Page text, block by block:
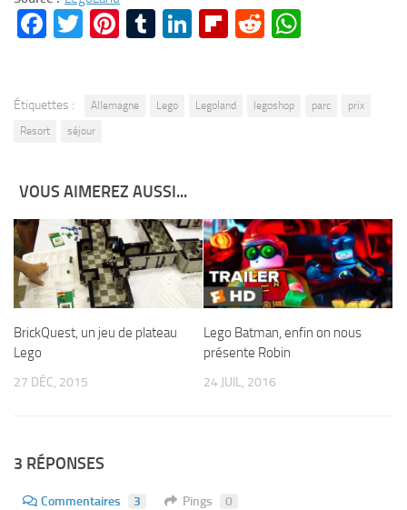
Facebook
Twitter
Pinterest
Tumblr
LinkedIn
Flipboard
Reddit
Étiquettes : Allemagne Lego Legoland legoshop parc
prix
Resort
séjour
VOUS AIMEREZ AUSSI...
BrickQuest, un jeu de plateau
Lego
27 DÉC, 2015
Lego Batman, enfin on nous
présente Robin
24 JUIL, 2016
3 RÉPONSES
Commentaires 3 Pings 0